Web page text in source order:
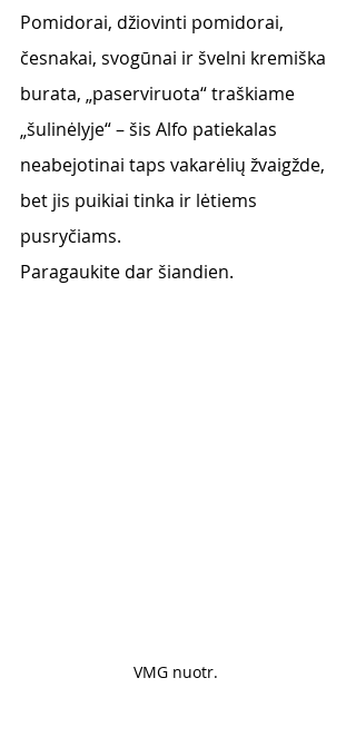
Pomidorai, džiovinti pomidorai,
česnakai, svogūnai ir švelni kremiška
burata, „paserviruota“ traškiame
„šulinėlyje“ – šis Alfo patiekalas
neabejotinai taps vakarėlių žvaigžde,
bet jis puikiai tinka ir lėtiems
pusryčiams.
Paragaukite dar šiandien.
VMG nuotr.